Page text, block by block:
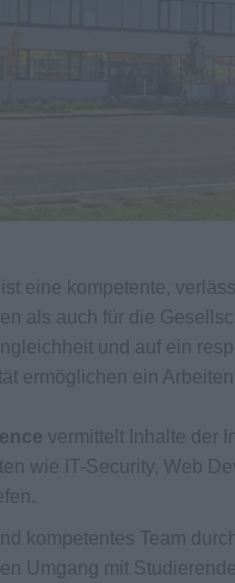
ist eine kompetente,
als auch für die
und auf ein
ermöglichen ein
vermittelt Inhalte der
wie IT-Security, Web
kompetentes Team
Umgang mit